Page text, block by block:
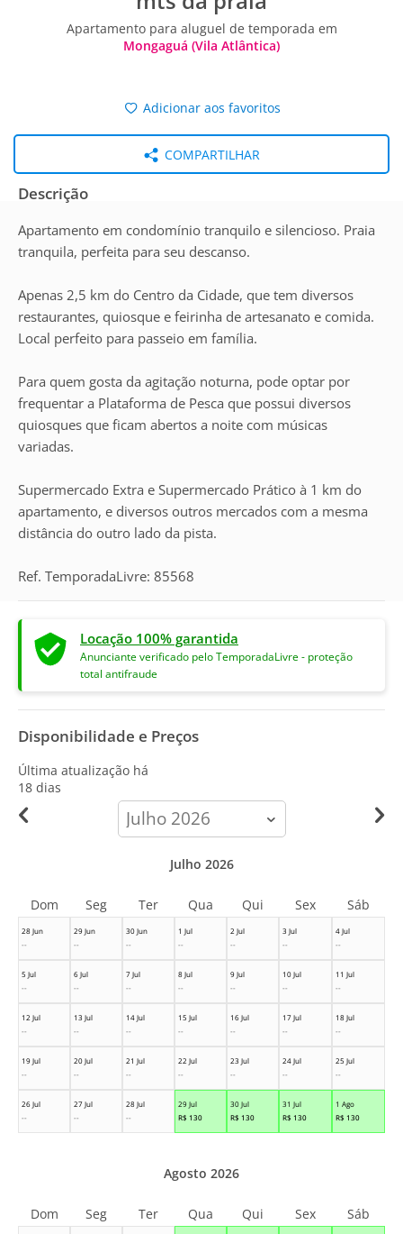
Apartamento para aluguel de temporada em
Mongaguá (Vila Atlântica)
Adicionar aos favoritos
COMPARTILHAR
Descrição
Apartamento em condomínio tranquilo e silencioso. Praia
tranquila, perfeita para seu descanso.
Apenas 2,5 km do Centro da Cidade, que tem diversos
restaurantes, quiosque e feirinha de artesanato e comida.
Local perfeito para passeio em família.
Para quem gosta da agitação noturna, pode optar por
frequentar a Plataforma de Pesca que possui diversos
quiosques que ficam abertos a noite com músicas
variadas.
Supermercado Extra e Supermercado Prático à 1 km do
apartamento, e diversos outros mercados com a mesma
distância do outro lado da pista.
Ref. TemporadaLivre: 85568
Locação 100% garantida
Anunciante verificado pelo TemporadaLivre - proteção
total antifraude
Disponibilidade e Preços
Última atualização há
18 dias
calendar-
month
28 Jun
--
29 Jun
--
30 Jun
--
1 Jul
--
2 Jul
--
3 Jul
--
4 Jul
--
5 Jul
--
6 Jul
--
7 Jul
--
8 Jul
--
9 Jul
--
10 Jul
--
11 Jul
--
12 Jul
--
13 Jul
--
14 Jul
--
15 Jul
--
16 Jul
--
17 Jul
--
18 Jul
--
19 Jul
--
20 Jul
--
21 Jul
--
22 Jul
--
23 Jul
--
24 Jul
--
25 Jul
--
26 Jul
--
27 Jul
--
28 Jul
--
29 Jul
R$ 130
30 Jul
R$ 130
31 Jul
R$ 130
1 Ago
R$ 130
Julho 2026
Dom Seg Ter Qua Qui Sex Sáb
Agosto 2026
Dom Seg Ter Qua Qui Sex Sáb